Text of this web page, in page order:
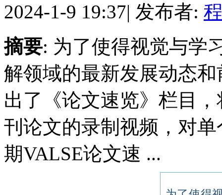
2024-1-9 19:37| 发布者:
摘要: 为了使得视觉与学
解领域的最新发展动态
出了《论文速览》栏目
刊论文的录制视频，对
期VALSE论文速 ...